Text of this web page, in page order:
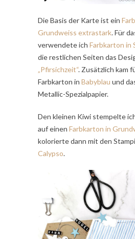
Die Basis der Karte ist ein
Grundweiss extrastark. Für
verwendete ich Farbkarton in
die restlichen Seiten das
„Pfirsichzeit“. Zusätzlich kam
Farbkarton in Babyblau und
Metallic-Spezialpapier.
Den kleinen Kiwi stempelte
auf einen Farbkarton in
kolorierte dann mit den
Calypso.